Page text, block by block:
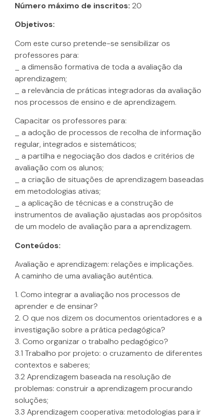
Número máximo de inscritos: 20
Objetivos:
Com este curso pretende-se sensibilizar os
professores para:
_ a dimensão formativa de toda a avaliação da
aprendizagem;
_ a relevância de práticas integradoras da avaliação
nos processos de ensino e de aprendizagem.
Capacitar os professores para:
_ a adoção de processos de recolha de informação
regular, integrados e sistemáticos;
_ a partilha e negociação dos dados e critérios de
avaliação com os alunos;
_ a criação de situações de aprendizagem baseadas
em metodologias ativas;
_ a aplicação de técnicas e a construção de
instrumentos de avaliação ajustadas aos propósitos
de um modelo de avaliação para a aprendizagem.
Conteúdos:
Avaliação e aprendizagem: relações e implicações.
A caminho de uma avaliação autêntica.
1. Como integrar a avaliação nos processos de
aprender e de ensinar?
2. O que nos dizem os documentos orientadores e a
investigação sobre a prática pedagógica?
3. Como organizar o trabalho pedagógico?
3.1 Trabalho por projeto: o cruzamento de diferentes
contextos e saberes;
3.2 Aprendizagem baseada na resolução de
problemas: construir a aprendizagem procurando
soluções;
3.3 Aprendizagem cooperativa: metodologias para ir